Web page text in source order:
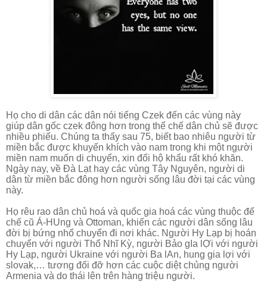
Họ cho di dân các dân nói tiếng Czek đến các vùng này
giúp dân gốc czek đông hơn trong thể chế dân chủ sẽ được
nhiều phiếu. Chúng ta thấy sau 75, biết bao nhiêu người từ
miền bắc được khuyến khích vào nam trong khi một người
miền nam muốn di chuyển, xin đổi hộ khẩu rất khó khăn.
Ngày nay, về Đà Lạt hay các vùng Tây Nguyên, người di
dân từ miền bắc đông hơn người sống lâu đời tại các vùng
này.
Họ rêu rao dân chủ hoá và quốc gia hoá các vùng thuộc đế
chế cũ Á-HUng và Ottoman, khiến các người dân sống lâu
đời bị bứng nhổ chuyển đi nơi khác. Người Hy Lạp bị hoán
chuyển với người Thổ Nhĩ Kỳ, người Bảo gIa lỢi với người
Hy Lạp, người Ukraine với người Ba lAn, hung gia lợi với
slovak,… tương đối đỡ hơn các cuộc diệt chủng người
Armenia và do thái lên trên hàng triệu người.